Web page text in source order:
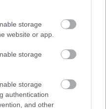
storage
website or app.
storage
storage
authentication
and other
Lambiase utódja a Red